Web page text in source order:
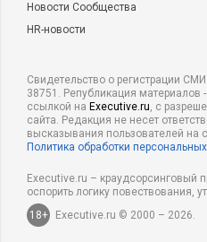
Новости Сообщества
HR-новости
Свидетельство о регистрации
38751. Републикация материалов
ссылкой на Executive.ru, с
сайта. Редакция не несет
высказывания пользователей на
Политика обработки
Executive.ru – краудсорсинговый
оспорить логику повествования,
18+
Executive.ru © 2000 – 2026.